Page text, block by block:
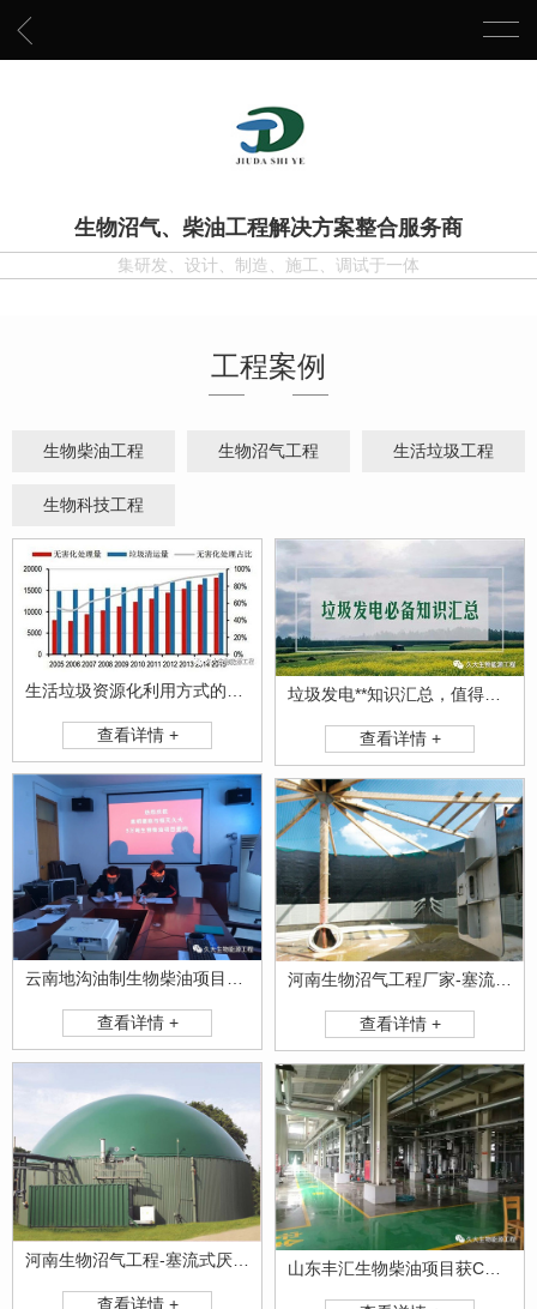
生物沼气、柴油工程解决方案整合服务商
集研发、设计、制造、施工、调试于一体
工程案例
生物柴油工程 生物沼气工程 生活垃圾工程
生物科技工程
查看详情 +
垃圾发电**知识汇总，值得一看!
查看详情 +
云南地沟油制生物柴油项目签约
查看详情 +
河南生物沼气工程厂家-塞流式厌氧发酵沼气生产设备
查看详情 +
查看详情 +
山东丰汇生物柴油项目获CCTV专访！